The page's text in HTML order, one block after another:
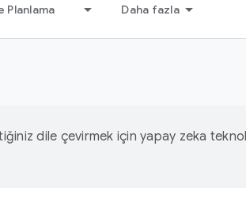
Planlama Daha fazla
dile çevirmek için yapay zeka